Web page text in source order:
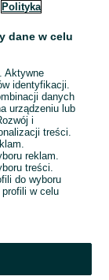
ocen
OLX,
mu ocenę.
Polityka
dane w celu
Aktywne
identyfikacji.
danych
urządzeniu lub
i
treści.
reklam.
treści.
do wyboru
w celu